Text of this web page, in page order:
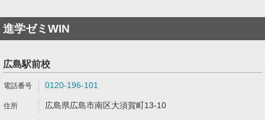
進学ゼミWIN
広島駅前校
0120-196-101
広島県広島市南区大須賀町13-10